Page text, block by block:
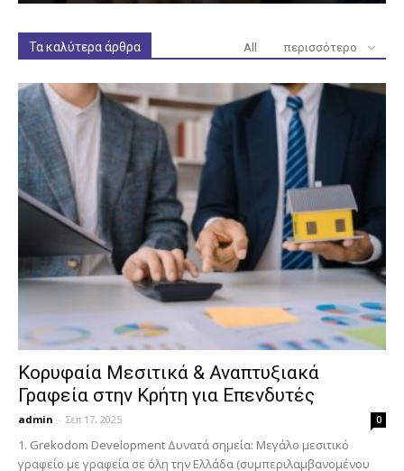
Τα καλύτερα άρθρα All περισσότερο
Κορυφαία Μεσιτικά & Αναπτυξιακά
Γραφεία στην Κρήτη για Επενδυτές
admin - Σεπ 17, 2025 0
1. Grekodom Development Δυνατά σημεία: Μεγάλο μεσιτικό
γραφείο με γραφεία σε όλη την Ελλάδα (συμπεριλαμβανομένου